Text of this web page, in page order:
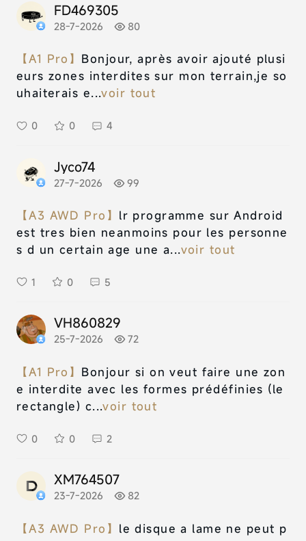
FD469305
28-7-2026 80
【A1 Pro】 Bonjour, après avoir ajouté plusi
eurs zones interdites sur mon terrain,je so
uhaiterais e...voir tout
0 0 4
Jyco74
27-7-2026 99
【A3 AWD Pro】 lr programme sur Android
est tres bien neanmoins pour les personne
s d un certain age une a...voir tout
1 0 5
VH860829
25-7-2026 72
【A1 Pro】 Bonjour si on veut faire une zon
e interdite avec les formes prédéfinies (le
rectangle) c...voir tout
0 0 2
XM764507
23-7-2026 82
【A3 AWD Pro】 le disque a lame ne peut p